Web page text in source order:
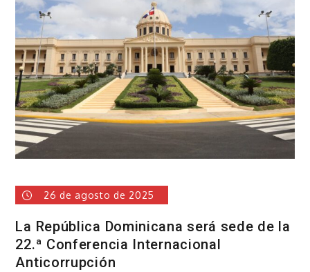
proteger
los
usuarios
ante
fallos
en
sistemas
de
entidades
26 de agosto de 2025
La República Dominicana será sede de la
22.ª Conferencia Internacional
Anticorrupción